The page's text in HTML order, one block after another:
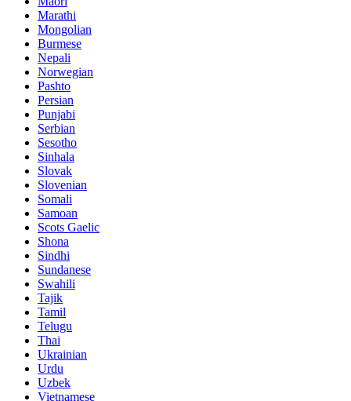
Marathi
Mongolian
Burmese
Nepali
Norwegian
Pashto
Persian
Punjabi
Serbian
Sesotho
Sinhala
Slovak
Slovenian
Somali
Samoan
Scots Gaelic
Shona
Sindhi
Sundanese
Swahili
Tajik
Tamil
Telugu
Thai
Ukrainian
Urdu
Uzbek
Vietnamese